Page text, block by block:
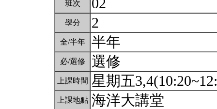
班次 02
學分 2
全/半年 半年
必/選修 選修
上課時間 星期五
上課地點 海洋大講堂